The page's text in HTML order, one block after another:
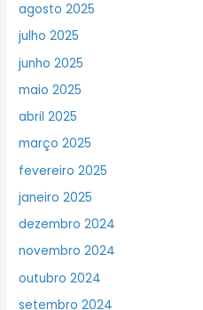
agosto 2025
julho 2025
junho 2025
maio 2025
abril 2025
março 2025
fevereiro 2025
janeiro 2025
dezembro 2024
novembro 2024
outubro 2024
setembro 2024